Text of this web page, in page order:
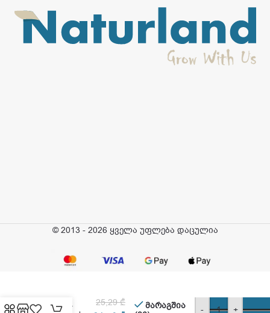
© 2013 - 2026 ყველა უფლება დაცულია
ჯაგრისი,
25,29₾
მარაგშია
- +